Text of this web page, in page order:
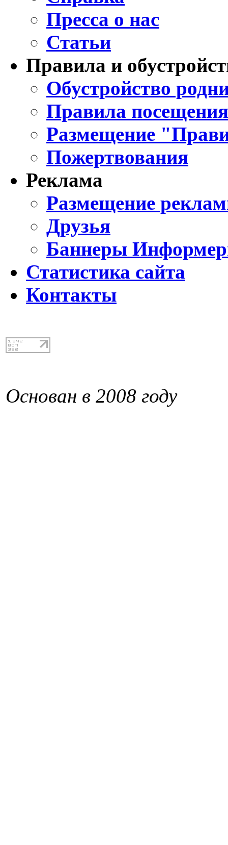
Пресса о нас
Статьи
Правила и
Обустройство
Правила
Размещение
Пожертвования
Реклама
Размещение
Друзья
Баннеры
Статистика сайта
Контакты
Основан в 2008 году